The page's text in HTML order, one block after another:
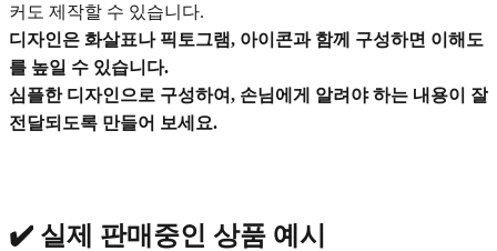
커도 제작할 수 있습니다.
디자인은 화살표나 픽토그램, 아이콘과 함께 구성하면 이해도
를 높일 수 있습니다.
심플한 디자인으로 구성하여, 손님에게 알려야 하는 내용이 잘
전달되도록 만들어 보세요.
✔️ 실제 판매중인 상품 예시